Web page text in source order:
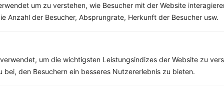
um zu verstehen, wie Besucher mit der Website
Anzahl der Besucher, Absprungrate, Herkunft der Besucher usw.
um die wichtigsten Leistungsindizes der Website zu
bei, den Besuchern ein besseres Nutzererlebnis zu bieten.